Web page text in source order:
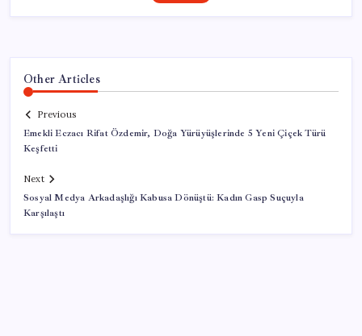
Other Articles
Previous
Emekli Eczacı Rifat Özdemir, Doğa Yürüyüşlerinde 5 Yeni Çiçek Türü
Keşfetti
Next
Sosyal Medya Arkadaşlığı Kabusa Dönüştü: Kadın Gasp Suçuyla
Karşılaştı